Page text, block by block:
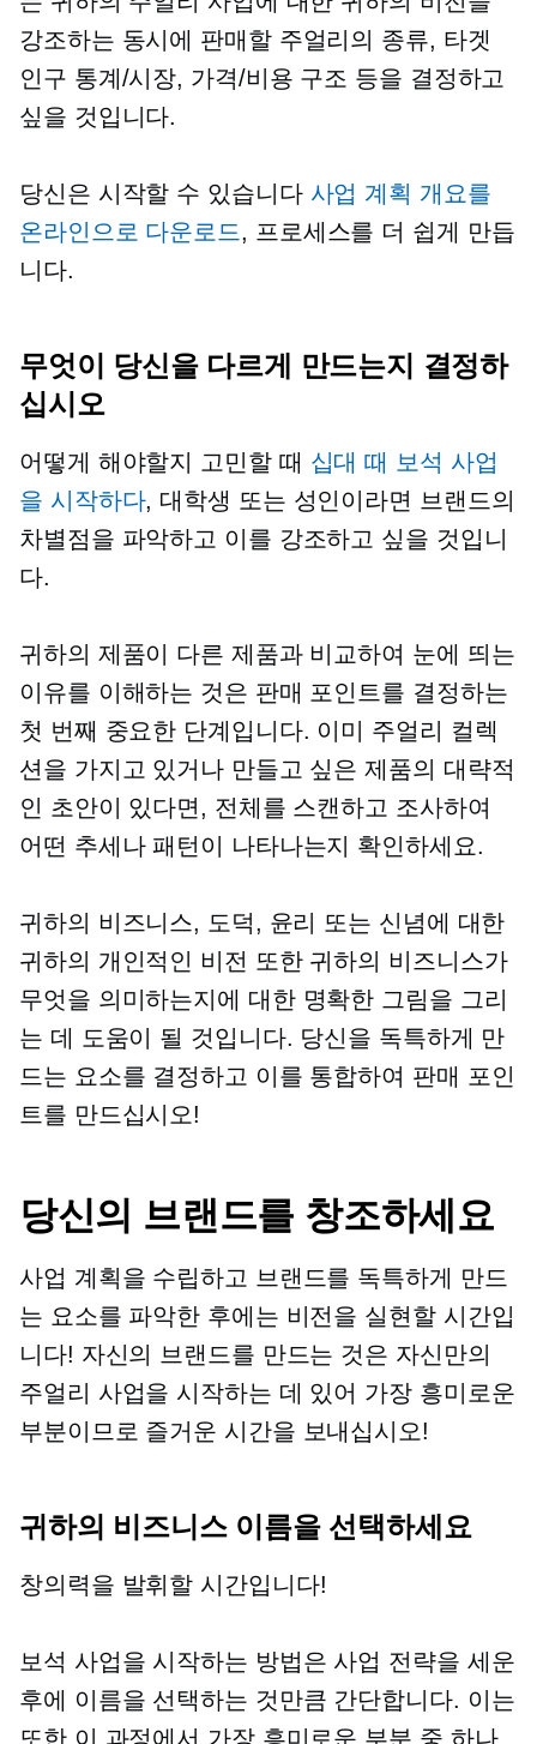
강조하는 동시에 판매할 주얼리의 종류, 타겟
인구 통계/시장, 가격/비용 구조 등을 결정하고
싶을 것입니다.
당신은 시작할 수 있습니다 사업 계획 개요를
온라인으로 다운로드, 프로세스를 더 쉽게 만듭
니다.
무엇이 당신을 다르게 만드는지 결정하
십시오
어떻게 해야할지 고민할 때 십대 때 보석 사업
을 시작하다, 대학생 또는 성인이라면 브랜드의
차별점을 파악하고 이를 강조하고 싶을 것입니
다.
귀하의 제품이 다른 제품과 비교하여 눈에 띄는
이유를 이해하는 것은 판매 포인트를 결정하는
첫 번째 중요한 단계입니다. 이미 주얼리 컬렉
션을 가지고 있거나 만들고 싶은 제품의 대략적
인 초안이 있다면, 전체를 스캔하고 조사하여
어떤 추세나 패턴이 나타나는지 확인하세요.
귀하의 비즈니스, 도덕, 윤리 또는 신념에 대한
귀하의 개인적인 비전 또한 귀하의 비즈니스가
무엇을 의미하는지에 대한 명확한 그림을 그리
는 데 도움이 될 것입니다. 당신을 독특하게 만
드는 요소를 결정하고 이를 통합하여 판매 포인
트를 만드십시오!
당신의 브랜드를 창조하세요
사업 계획을 수립하고 브랜드를 독특하게 만드
는 요소를 파악한 후에는 비전을 실현할 시간입
니다! 자신의 브랜드를 만드는 것은 자신만의
주얼리 사업을 시작하는 데 있어 가장 흥미로운
부분이므로 즐거운 시간을 보내십시오!
귀하의 비즈니스 이름을 선택하세요
창의력을 발휘할 시간입니다!
보석 사업을 시작하는 방법은 사업 전략을 세운
후에 이름을 선택하는 것만큼 간단합니다. 이는
또한 이 과정에서 가장 흥미로운 부분 중 하나